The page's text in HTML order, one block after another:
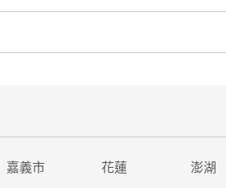
嘉義市 花蓮 澎湖